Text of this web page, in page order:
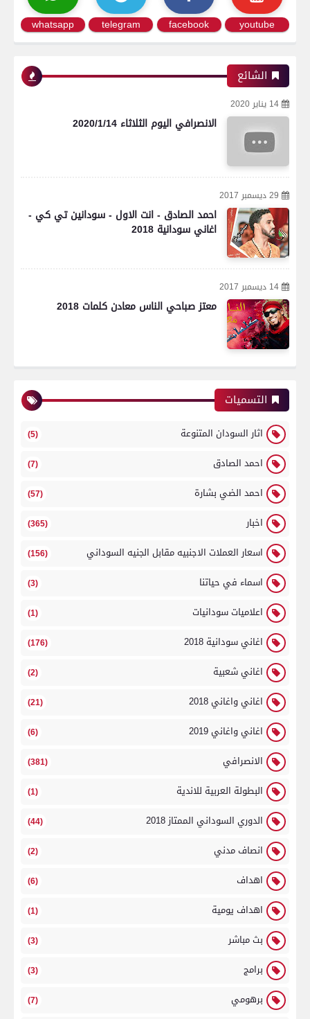
youtube
facebook
telegram
whatsapp
الشائع
14 يناير 2020
الانصرافي اليوم الثلاثاء 2020/1/14
29 ديسمبر 2017
احمد الصادق - انت الاول - سودانين تي كي -
اغاني سودانية 2018
14 ديسمبر 2017
معتز صباحي الناس معادن كلمات 2018
التسميات
اثار السودان المتنوعة (5)
احمد الصادق (7)
احمد الضي بشارة (57)
اخبار (365)
اسعار العملات الاجنبيه مقابل الجنيه السوداني (156)
اسماء في حياتنا (3)
اعلاميات سودانيات (1)
اغاني سودانية 2018 (176)
اغاني شعبية (2)
اغاني واغاني 2018 (21)
اغاني واغاني 2019 (6)
الانصرافي (381)
البطولة العربية للاندية (1)
الدوري السوداني الممتاز 2018 (44)
انصاف مدني (2)
اهداف (6)
اهداف يومية (1)
بث مباشر (3)
برامج (3)
برهومي (7)